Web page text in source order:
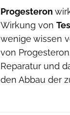
Progesteron
Wirkung von
wenige wissen
von
Reparatur und
den Abbau der